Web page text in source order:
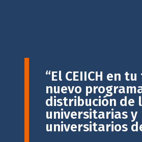
“El CEIICH en
nuevo
distribución de
universitarias y
universitarios